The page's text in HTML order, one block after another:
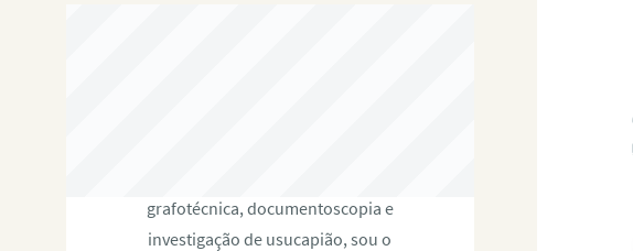
grafotécnica, documentoscopia e
investigação de usucapião, sou o